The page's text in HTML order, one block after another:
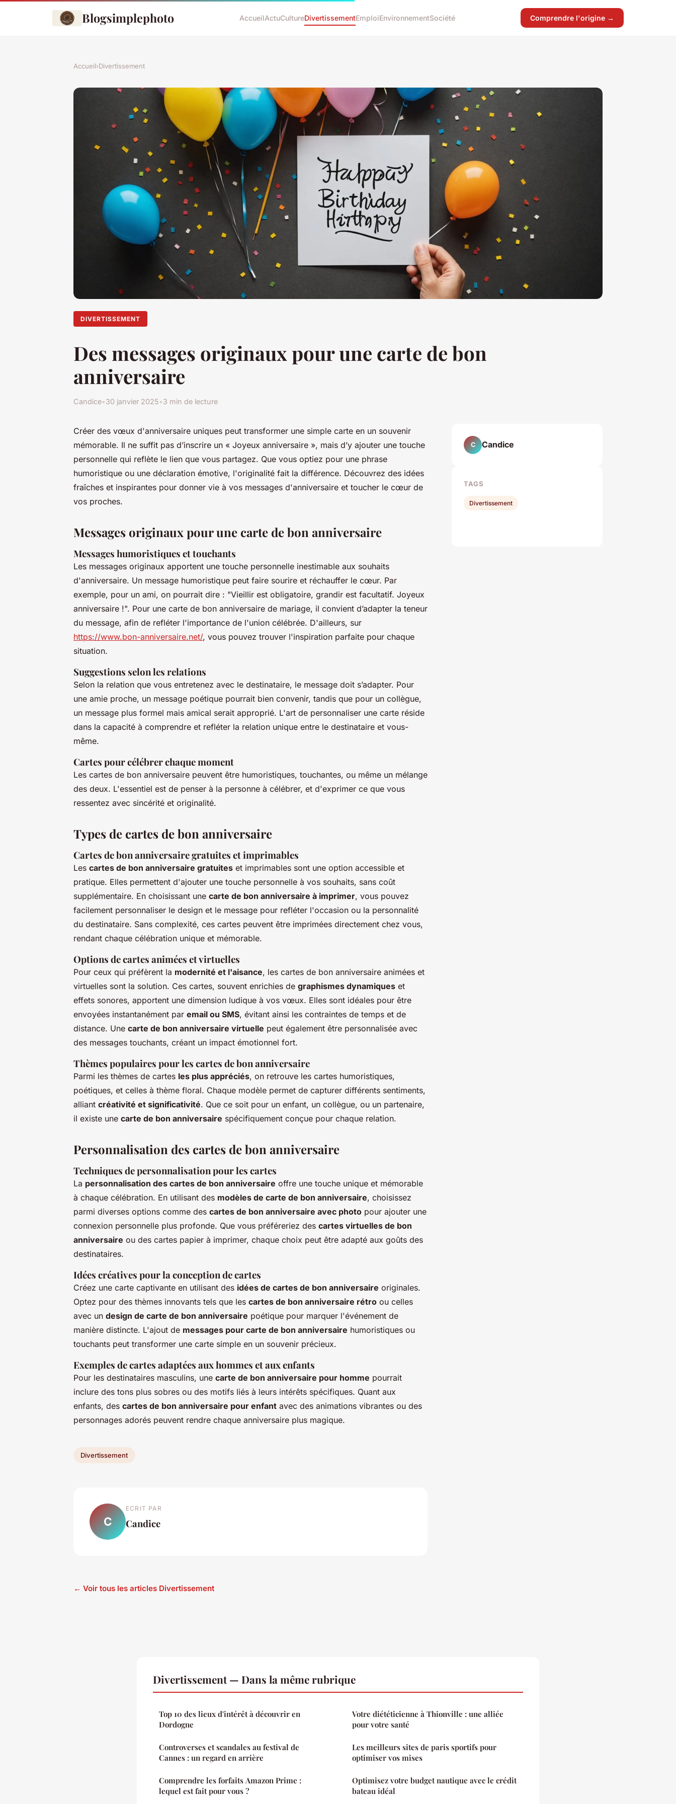
Blogsimplephoto AccueilActuCultureDivertissementEmploiEnvironnementSociété Comprendre l'origine →
Accueil›Divertissement
DIVERTISSEMENT
Des messages originaux pour une carte de bon
anniversaire
Candice•30 janvier 2025•3 min de lecture
Créer des vœux d'anniversaire uniques peut transformer une simple carte en un souvenir
mémorable. Il ne suffit pas d’inscrire un « Joyeux anniversaire », mais d’y ajouter une touche
personnelle qui reflète le lien que vous partagez. Que vous optiez pour une phrase
humoristique ou une déclaration émotive, l'originalité fait la différence. Découvrez des idées
fraîches et inspirantes pour donner vie à vos messages d'anniversaire et toucher le cœur de
vos proches.
Messages originaux pour une carte de bon anniversaire
Messages humoristiques et touchants
Les messages originaux apportent une touche personnelle inestimable aux souhaits
d'anniversaire. Un message humoristique peut faire sourire et réchauffer le cœur. Par
exemple, pour un ami, on pourrait dire : "Vieillir est obligatoire, grandir est facultatif. Joyeux
anniversaire !". Pour une carte de bon anniversaire de mariage, il convient d’adapter la teneur
du message, afin de refléter l'importance de l'union célébrée. D'ailleurs, sur
https://www.bon-anniversaire.net/, vous pouvez trouver l'inspiration parfaite pour chaque
situation.
Suggestions selon les relations
Selon la relation que vous entretenez avec le destinataire, le message doit s’adapter. Pour
une amie proche, un message poétique pourrait bien convenir, tandis que pour un collègue,
un message plus formel mais amical serait approprié. L'art de personnaliser une carte réside
dans la capacité à comprendre et refléter la relation unique entre le destinataire et vous-
même.
Cartes pour célébrer chaque moment
Les cartes de bon anniversaire peuvent être humoristiques, touchantes, ou même un mélange
des deux. L'essentiel est de penser à la personne à célébrer, et d'exprimer ce que vous
ressentez avec sincérité et originalité.
Types de cartes de bon anniversaire
Cartes de bon anniversaire gratuites et imprimables
Les cartes de bon anniversaire gratuites et imprimables sont une option accessible et
pratique. Elles permettent d'ajouter une touche personnelle à vos souhaits, sans coût
supplémentaire. En choisissant une carte de bon anniversaire à imprimer, vous pouvez
facilement personnaliser le design et le message pour refléter l'occasion ou la personnalité
du destinataire. Sans complexité, ces cartes peuvent être imprimées directement chez vous,
rendant chaque célébration unique et mémorable.
Options de cartes animées et virtuelles
Pour ceux qui préfèrent la modernité et l'aisance, les cartes de bon anniversaire animées et
virtuelles sont la solution. Ces cartes, souvent enrichies de graphismes dynamiques et
effets sonores, apportent une dimension ludique à vos vœux. Elles sont idéales pour être
envoyées instantanément par email ou SMS, évitant ainsi les contraintes de temps et de
distance. Une carte de bon anniversaire virtuelle peut également être personnalisée avec
des messages touchants, créant un impact émotionnel fort.
Thèmes populaires pour les cartes de bon anniversaire
Parmi les thèmes de cartes les plus appréciés, on retrouve les cartes humoristiques,
poétiques, et celles à thème floral. Chaque modèle permet de capturer différents sentiments,
alliant créativité et significativité. Que ce soit pour un enfant, un collègue, ou un partenaire,
il existe une carte de bon anniversaire spécifiquement conçue pour chaque relation.
Personnalisation des cartes de bon anniversaire
Techniques de personnalisation pour les cartes
La personnalisation des cartes de bon anniversaire offre une touche unique et mémorable
à chaque célébration. En utilisant des modèles de carte de bon anniversaire, choisissez
parmi diverses options comme des cartes de bon anniversaire avec photo pour ajouter une
connexion personnelle plus profonde. Que vous préféreriez des cartes virtuelles de bon
anniversaire ou des cartes papier à imprimer, chaque choix peut être adapté aux goûts des
destinataires.
Idées créatives pour la conception de cartes
Créez une carte captivante en utilisant des idées de cartes de bon anniversaire originales.
Optez pour des thèmes innovants tels que les cartes de bon anniversaire rétro ou celles
avec un design de carte de bon anniversaire poétique pour marquer l'événement de
manière distincte. L'ajout de messages pour carte de bon anniversaire humoristiques ou
touchants peut transformer une carte simple en un souvenir précieux.
Exemples de cartes adaptées aux hommes et aux enfants
Pour les destinataires masculins, une carte de bon anniversaire pour homme pourrait
inclure des tons plus sobres ou des motifs liés à leurs intérêts spécifiques. Quant aux
enfants, des cartes de bon anniversaire pour enfant avec des animations vibrantes ou des
personnages adorés peuvent rendre chaque anniversaire plus magique.
Divertissement
C
ECRIT PAR
Candice
← Voir tous les articles Divertissement
C Candice
TAGS
Divertissement
Divertissement — Dans la même rubrique
Top 10 des lieux d'intérêt à découvrir en
Dordogne
Controverses et scandales au festival de
Cannes : un regard en arrière
Comprendre les forfaits Amazon Prime :
lequel est fait pour vous ?
Votre diététicienne à Thionville : une alliée
pour votre santé
Les meilleurs sites de paris sportifs pour
optimiser vos mises
Optimisez votre budget nautique avec le crédit
bateau idéal